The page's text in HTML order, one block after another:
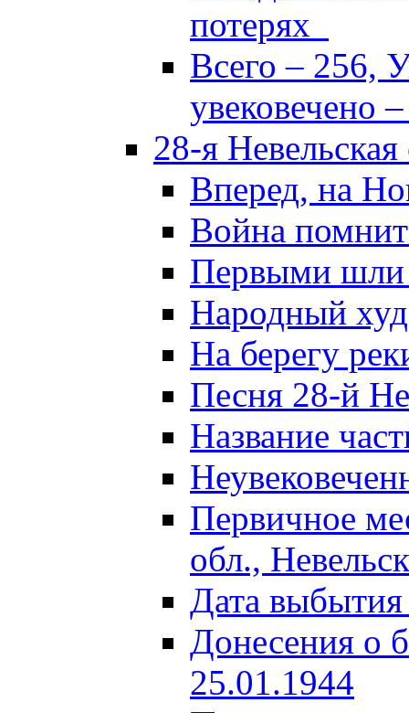
потерях
Всего – 256,
увековечено
28-я Невельская
Вперед, на
Война
Первыми шли
Народный
На берегу
Песня 28-й
Название
Первичное
обл.,
Дата
Донесения о
25.01.1944